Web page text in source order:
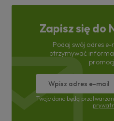
Zapisz się do
Podaj swój adres e-
otrzymywać
Twoje dane będą